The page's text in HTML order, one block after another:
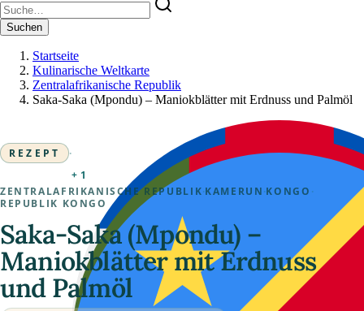
Suchen
Startseite
Kulinarische Weltkarte
Zentralafrikanische Republik
Saka-Saka (Mpondu) – Maniokblätter mit Erdnuss und Palmöl
REZEPT
·
+1
ZENTRALAFRIKANISCHE REPUBLIK·KAMERUN ·KONGO ·
REPUBLIK KONGO
Saka-Saka (Mpondu) –
Maniokblätter mit Erdnuss
und Palmöl